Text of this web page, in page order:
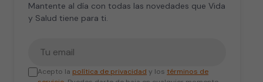
Mantente al día con todas las novedades que Vida
y Salud tiene para ti.
Acepto la política de privacidad y los términos de